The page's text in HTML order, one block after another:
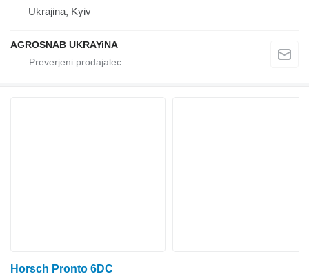
Ukrajina, Kyiv
AGROSNAB UKRAYiNA
Horsch Pronto 6DC